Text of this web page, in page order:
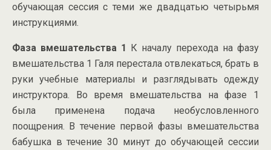
обучающая сессия с теми же двадцатью четырьмя
инструкциями.
Фаза вмешательства 1 К началу перехода на фазу
вмешательства 1 Галя перестала отвлекаться, брать в
руки учебные материалы и разглядывать одежду
инструктора. Во время вмешательства на фазе 1
была применена подача необусловленного
поощрения. В течение первой фазы вмешательства
бабушка в течение 30 минут до обучающей сессии